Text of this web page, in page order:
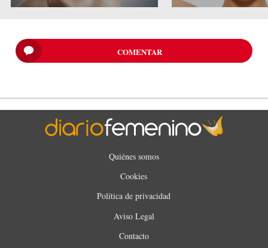
COMENTAR
Quiénes somos
Cookies
Política de privacidad
Aviso Legal
Contacto